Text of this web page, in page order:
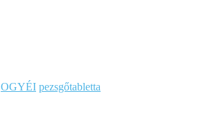
OGYÉI pezsgőtabletta